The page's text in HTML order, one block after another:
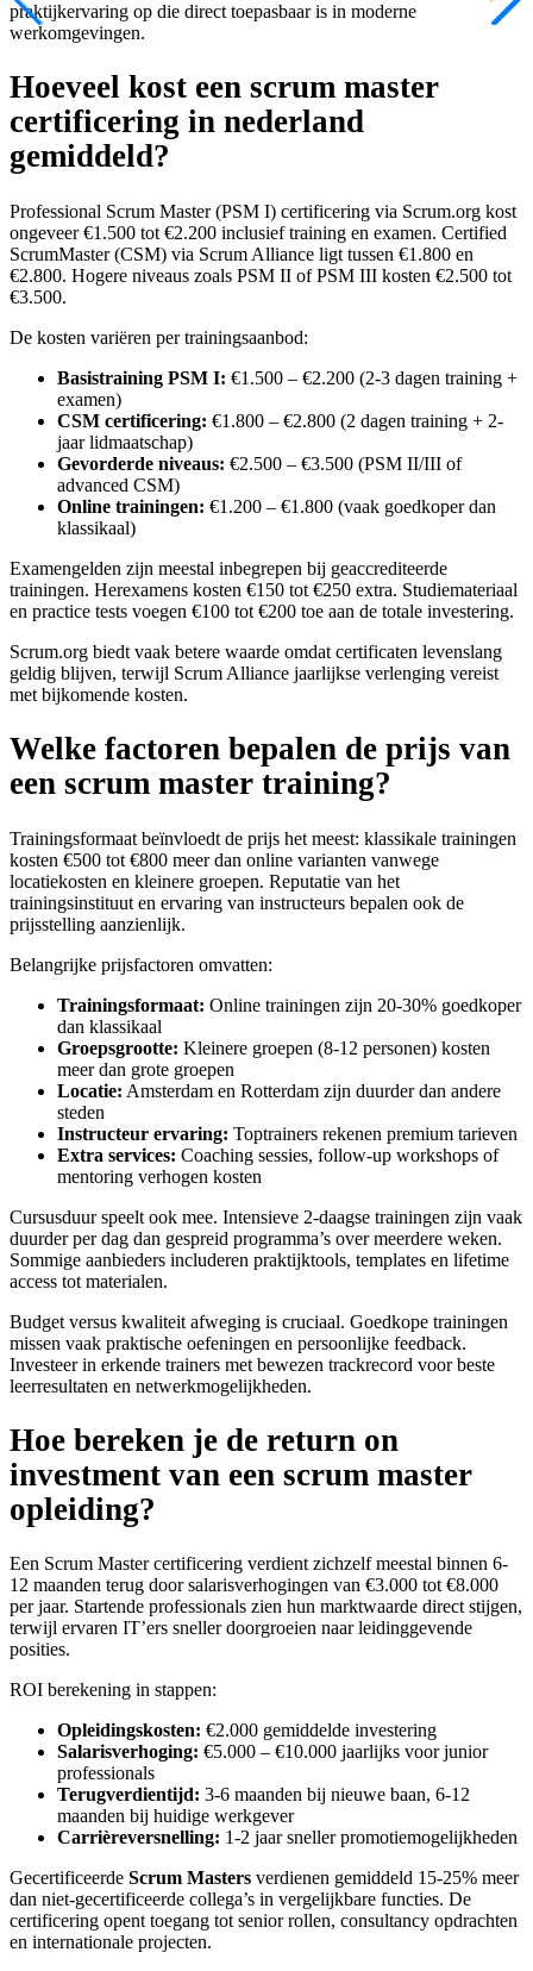
praktijkervaring op die direct toepasbaar is in moderne
werkomgevingen.
Hoeveel kost een scrum master
certificering in nederland
gemiddeld?
Professional Scrum Master (PSM I) certificering via Scrum.org kost
ongeveer €1.500 tot €2.200 inclusief training en examen. Certified
ScrumMaster (CSM) via Scrum Alliance ligt tussen €1.800 en
€2.800. Hogere niveaus zoals PSM II of PSM III kosten €2.500 tot
€3.500.
De kosten variëren per trainingsaanbod:
Basistraining PSM I: €1.500 – €2.200 (2-3 dagen training +
examen)
CSM certificering: €1.800 – €2.800 (2 dagen training + 2-
jaar lidmaatschap)
Gevorderde niveaus: €2.500 – €3.500 (PSM II/III of
advanced CSM)
Online trainingen: €1.200 – €1.800 (vaak goedkoper dan
klassikaal)
Examengelden zijn meestal inbegrepen bij geaccrediteerde
trainingen. Herexamens kosten €150 tot €250 extra. Studiemateriaal
en practice tests voegen €100 tot €200 toe aan de totale investering.
Scrum.org biedt vaak betere waarde omdat certificaten levenslang
geldig blijven, terwijl Scrum Alliance jaarlijkse verlenging vereist
met bijkomende kosten.
Welke factoren bepalen de prijs van
een scrum master training?
Trainingsformaat beïnvloedt de prijs het meest: klassikale trainingen
kosten €500 tot €800 meer dan online varianten vanwege
locatiekosten en kleinere groepen. Reputatie van het
trainingsinstituut en ervaring van instructeurs bepalen ook de
prijsstelling aanzienlijk.
Belangrijke prijsfactoren omvatten:
Trainingsformaat: Online trainingen zijn 20-30% goedkoper
dan klassikaal
Groepsgrootte: Kleinere groepen (8-12 personen) kosten
meer dan grote groepen
Locatie: Amsterdam en Rotterdam zijn duurder dan andere
steden
Instructeur ervaring: Toptrainers rekenen premium tarieven
Extra services: Coaching sessies, follow-up workshops of
mentoring verhogen kosten
Cursusduur speelt ook mee. Intensieve 2-daagse trainingen zijn vaak
duurder per dag dan gespreid programma’s over meerdere weken.
Sommige aanbieders includeren praktijktools, templates en lifetime
access tot materialen.
Budget versus kwaliteit afweging is cruciaal. Goedkope trainingen
missen vaak praktische oefeningen en persoonlijke feedback.
Investeer in erkende trainers met bewezen trackrecord voor beste
leerresultaten en netwerkmogelijkheden.
Hoe bereken je de return on
investment van een scrum master
opleiding?
Een Scrum Master certificering verdient zichzelf meestal binnen 6-
12 maanden terug door salarisverhogingen van €3.000 tot €8.000
per jaar. Startende professionals zien hun marktwaarde direct stijgen,
terwijl ervaren IT’ers sneller doorgroeien naar leidinggevende
posities.
ROI berekening in stappen:
Opleidingskosten: €2.000 gemiddelde investering
Salarisverhoging: €5.000 – €10.000 jaarlijks voor junior
professionals
Terugverdientijd: 3-6 maanden bij nieuwe baan, 6-12
maanden bij huidige werkgever
Carrièreversnelling: 1-2 jaar sneller promotiemogelijkheden
Gecertificeerde Scrum Masters verdienen gemiddeld 15-25% meer
dan niet-gecertificeerde collega’s in vergelijkbare functies. De
certificering opent toegang tot senior rollen, consultancy opdrachten
en internationale projecten.